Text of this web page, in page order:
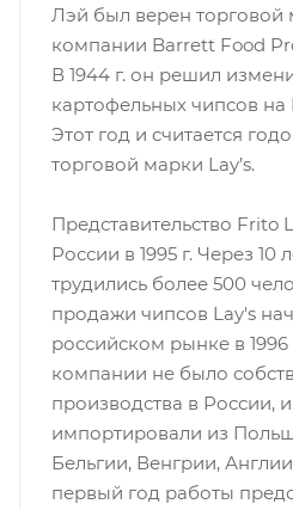
Лэй был верен торговой
компании Barrett Food
В 1944 г. он решил
картофельных чипсов на
Этот год и считается
торговой марки Lay’s.
Представительство Frito
России в 1995 г. Через 10
трудились более 500
продажи чипсов Lay's
российском рынке в 1996
компании не было
производства в России,
импортировали из
Бельгии, Венгрии,
первый год работы